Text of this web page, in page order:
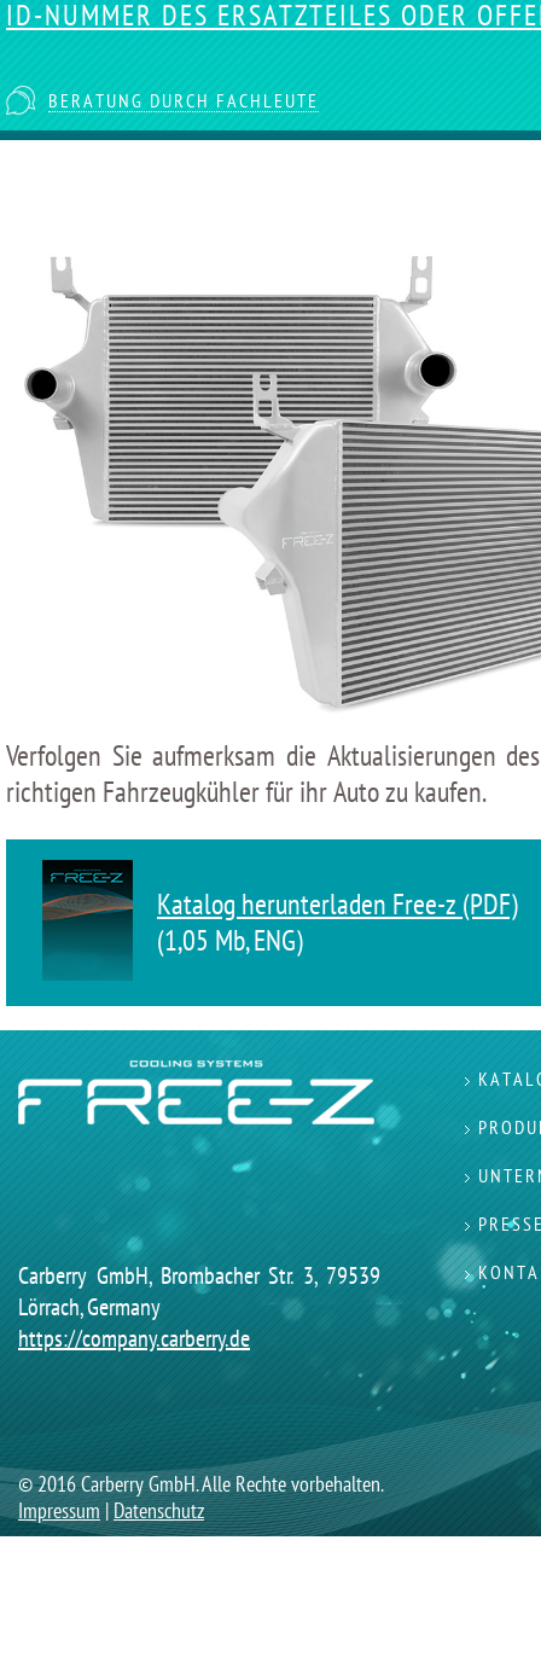
ID-NUMMER DES ERSATZTEILES ODER
BERATUNG DURCH FACHLEUTE
Verfolgen Sie aufmerksam die Aktualisierungen
richtigen Fahrzeugkühler für ihr Auto zu kaufen.
Katalog herunterladen Free-z (PDF)
(1,05 Мb, ENG)
Carberry GmbH, Brombacher Str. 3, 79539
Lörrach, Germany
https://company.carberry.de
© 2016 Carberry GmbH. Alle Rechte vorbehalten.
Impressum|Datenschutz